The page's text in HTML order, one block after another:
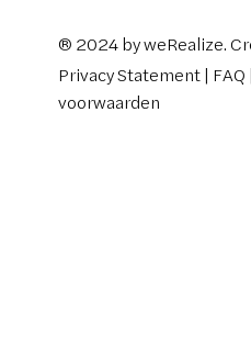
® 2024 by weRealize.
Privacy Statement | FAQ |
voorwaarden